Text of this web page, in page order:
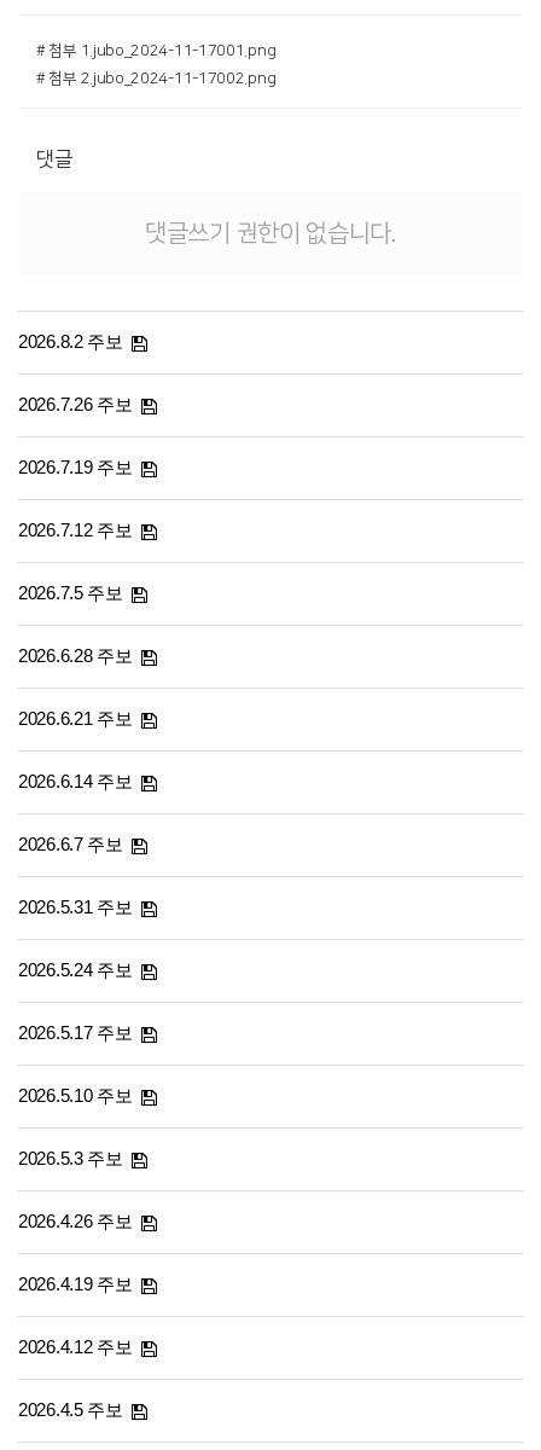
# 첨부 1.jubo_2024-11-17001.png
# 첨부 2.jubo_2024-11-17002.png
댓글
댓글쓰기 권한이 없습니다.
2026.8.2 주보
2026.7.26 주보
2026.7.19 주보
2026.7.12 주보
2026.7.5 주보
2026.6.28 주보
2026.6.21 주보
2026.6.14 주보
2026.6.7 주보
2026.5.31 주보
2026.5.24 주보
2026.5.17 주보
2026.5.10 주보
2026.5.3 주보
2026.4.26 주보
2026.4.19 주보
2026.4.12 주보
2026.4.5 주보